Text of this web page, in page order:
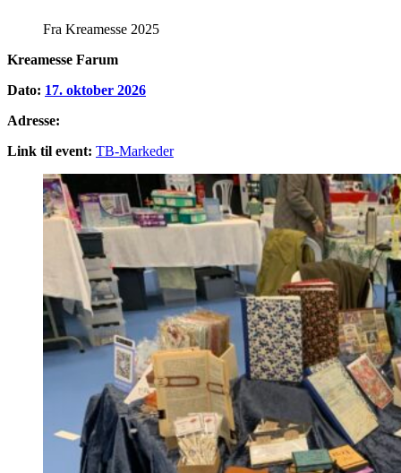
Fra Kreamesse 2025
Kreamesse Farum
Dato: 17. oktober 2026
Adresse:
Link til event: TB-Markeder